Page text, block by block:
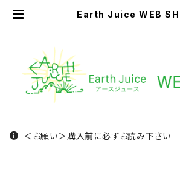
Earth Juice WEB
＜お願い＞購入前に必ずお読み下さい